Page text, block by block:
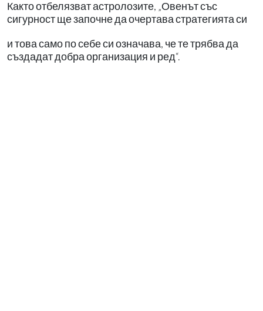
Както отбелязват астролозите, „Овенът със
сигурност ще започне да очертава стратегията си
и това само по себе си означава, че те трябва да
създадат добра организация и ред“.